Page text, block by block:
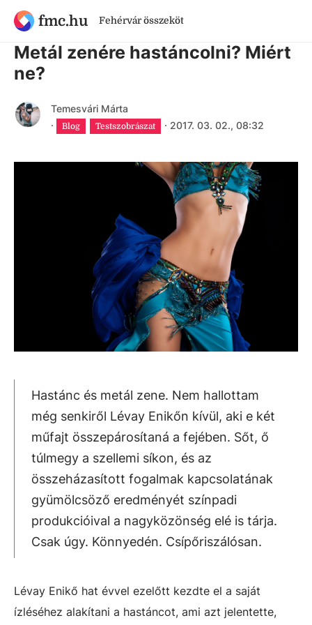
fmc.hu Fehérvár összeköt
9 évnél régebbi cikk
Metál zenére hastáncolni? Miért
ne?
Temesvári Márta
·
Blog Testszobrászat · 2017. 03. 02., 08:32
Hastánc és metál zene. Nem hallottam
még senkiről Lévay Enikőn kívül, aki e két
műfajt összepárosítaná a fejében. Sőt, ő
túlmegy a szellemi síkon, és az
összeházasított fogalmak kapcsolatának
gyümölcsöző eredményét színpadi
produkcióival a nagyközönség elé is tárja.
Csak úgy. Könnyedén. Csípőriszálósan.
Lévay Enikő hat évvel ezelőtt kezdte el a saját
ízléséhez alakítani a hastáncot, ami azt jelentette,